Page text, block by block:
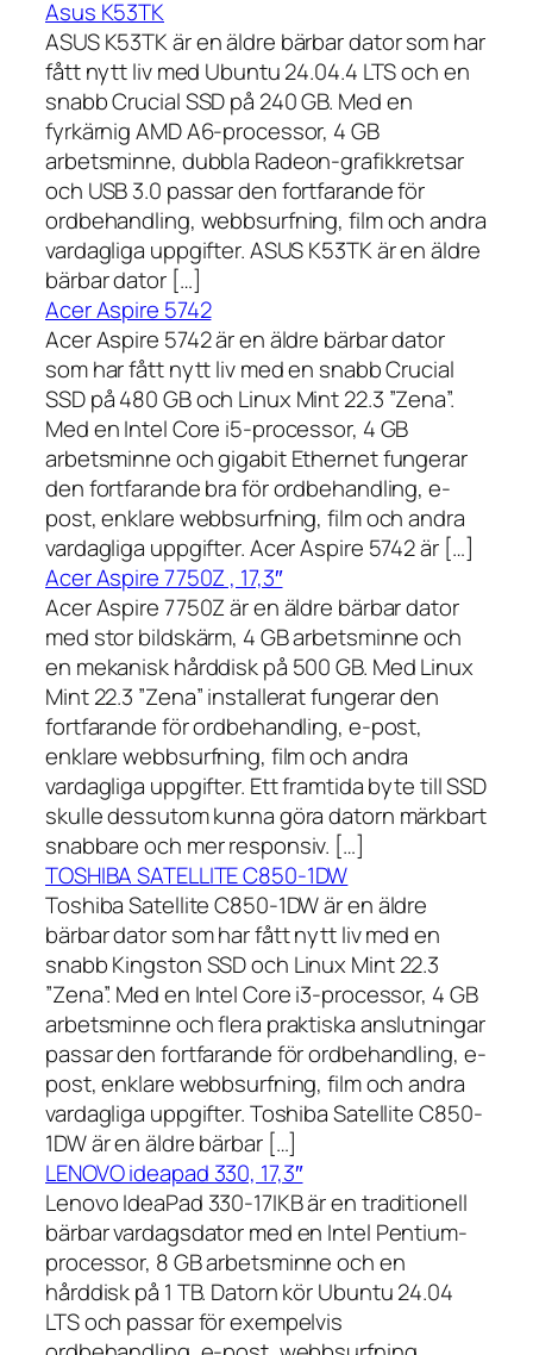
Asus K53TK
ASUS K53TK är en äldre bärbar dator som har
fått nytt liv med Ubuntu 24.04.4 LTS och en
snabb Crucial SSD på 240 GB. Med en
fyrkärnig AMD A6-processor, 4 GB
arbetsminne, dubbla Radeon-grafikkretsar
och USB 3.0 passar den fortfarande för
ordbehandling, webbsurfning, film och andra
vardagliga uppgifter. ASUS K53TK är en äldre
bärbar dator […]
Acer Aspire 5742
Acer Aspire 5742 är en äldre bärbar dator
som har fått nytt liv med en snabb Crucial
SSD på 480 GB och Linux Mint 22.3 ”Zena”.
Med en Intel Core i5-processor, 4 GB
arbetsminne och gigabit Ethernet fungerar
den fortfarande bra för ordbehandling, e-
post, enklare webbsurfning, film och andra
vardagliga uppgifter. Acer Aspire 5742 är […]
Acer Aspire 7750Z , 17,3″
Acer Aspire 7750Z är en äldre bärbar dator
med stor bildskärm, 4 GB arbetsminne och
en mekanisk hårddisk på 500 GB. Med Linux
Mint 22.3 ”Zena” installerat fungerar den
fortfarande för ordbehandling, e-post,
enklare webbsurfning, film och andra
vardagliga uppgifter. Ett framtida byte till SSD
skulle dessutom kunna göra datorn märkbart
snabbare och mer responsiv. […]
TOSHIBA SATELLITE C850-1DW
Toshiba Satellite C850-1DW är en äldre
bärbar dator som har fått nytt liv med en
snabb Kingston SSD och Linux Mint 22.3
”Zena”. Med en Intel Core i3-processor, 4 GB
arbetsminne och flera praktiska anslutningar
passar den fortfarande för ordbehandling, e-
post, enklare webbsurfning, film och andra
vardagliga uppgifter. Toshiba Satellite C850-
1DW är en äldre bärbar […]
LENOVO ideapad 330, 17,3″
Lenovo IdeaPad 330-17IKB är en traditionell
bärbar vardagsdator med en Intel Pentium-
processor, 8 GB arbetsminne och en
hårddisk på 1 TB. Datorn kör Ubuntu 24.04
LTS och passar för exempelvis